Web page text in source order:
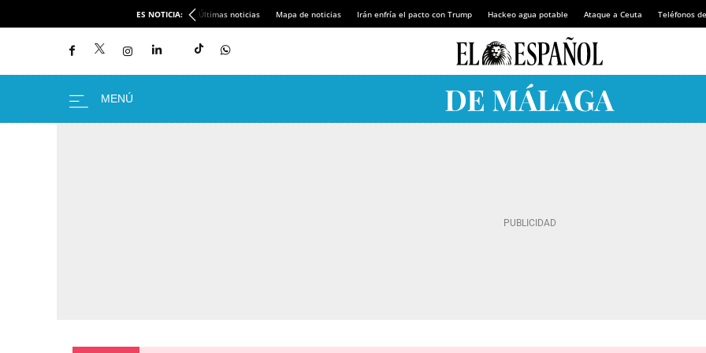
ES NOTICIA: Últimas noticias Mapa de noticias Irán enfría el pacto con Trump Hackeo agua potable Ataque a Ceuta Teléfonos